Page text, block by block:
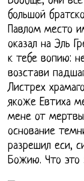
большой
Павлом место
оказал на Эль
к тебе вопию:
возстави
Листрех
якоже Евтиха
мене от
основание
разрешил еси,
Божию. Что это